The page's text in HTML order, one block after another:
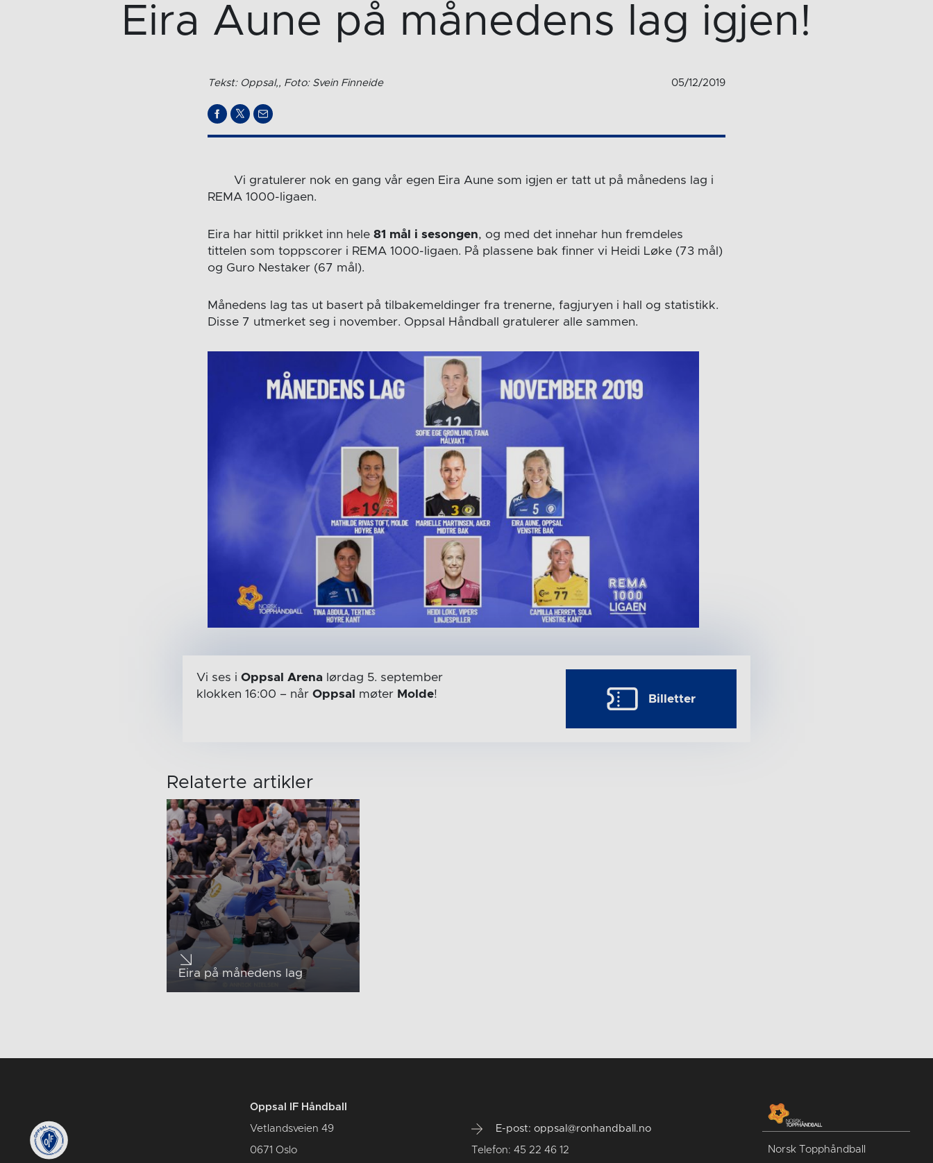
Eira Aune på månedens lag igjen!
Tekst: Oppsal,, Foto: Svein Finneide 05/12/2019
Vi gratulerer nok en gang vår egen Eira Aune som igjen er tatt ut på månedens lag i
REMA 1000-ligaen.
Eira har hittil prikket inn hele 81 mål i sesongen, og med det innehar hun fremdeles
tittelen som toppscorer i REMA 1000-ligaen. På plassene bak finner vi Heidi Løke (73 mål)
og Guro Nestaker (67 mål).
Månedens lag tas ut basert på tilbakemeldinger fra trenerne, fagjuryen i hall og statistikk.
Disse 7 utmerket seg i november. Oppsal Håndball gratulerer alle sammen.
Vi ses i Oppsal Arenalørdag 5. september
klokken 16:00 – når Oppsal møter Molde! Billetter
Relaterte artikler
Eira på månedens lag
Oppsal IF Håndball
Vetlandsveien 49
0671 Oslo
E-post: oppsal@ronhandball.no
Telefon: 45 22 46 12 Norsk Topphåndball